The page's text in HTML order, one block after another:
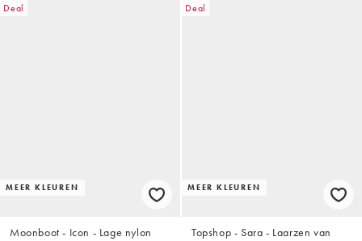
Deal
MEER KLEUREN
Moonboot - Icon - Lage nylon
Deal
MEER KLEUREN
Topshop - Sara - Laarzen van